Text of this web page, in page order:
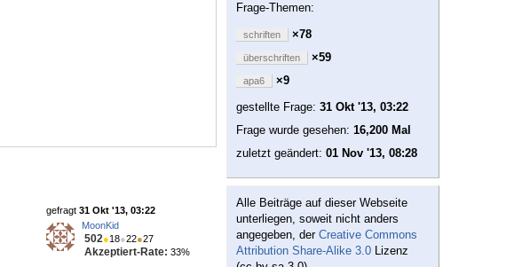
gefragt 31 Okt '13, 03:22
MoonKid
502●18●22●27
Akzeptiert-Rate: 33%
Frage-Themen:
schriften ×78
überschriften ×59
apa6
×9
gestellte Frage: 31 Okt '13, 03:22
Frage wurde gesehen: 16,200 Mal
zuletzt geändert: 01 Nov '13, 08:28
Alle Beiträge auf dieser Webseite
unterliegen, soweit nicht anders
angegeben, der Creative Commons
Attribution Share-Alike 3.0 Lizenz